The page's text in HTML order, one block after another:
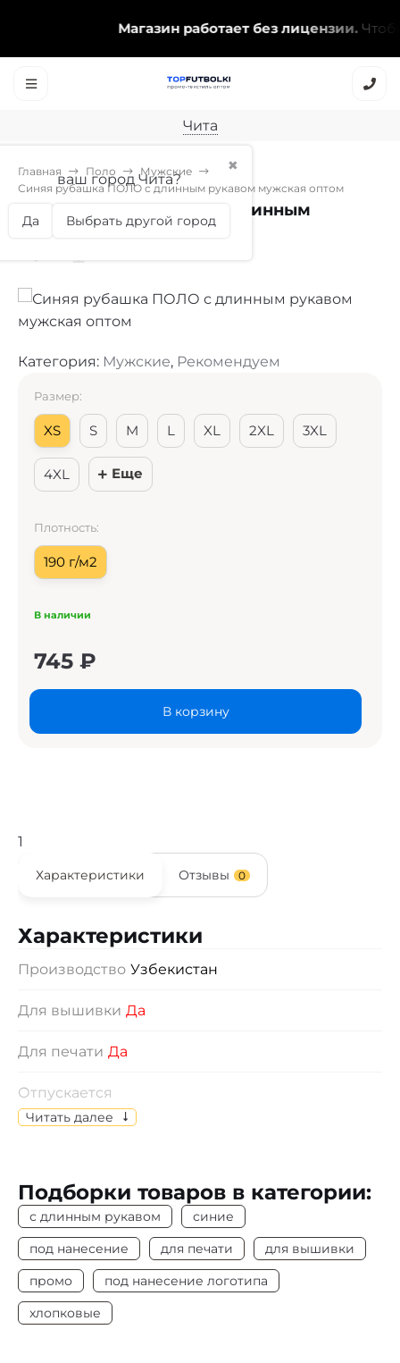
Магазин работает без лицензии.Чтобы
Чита
✖
ваш город Чита?
Да Выбрать другой город
Главная Поло
Мужские
Синяя рубашка ПОЛО с длинным рукавом мужская оптом
Синяя рубашка ПОЛО с длинным
рукавом мужская оптом
Категория: Мужские, Рекомендуем
Размер:
XS S M L XL 2XL 3XL
4XL Еще
Плотность:
190 г/м2
В наличии
745 ₽
В корзину
1
Характеристики Отзывы 0
Характеристики
Производство Узбекистан
Для вышивки Да
Для печати Да
Отпускается
Изделия отпускаются по индивидуальному
выбору размеров.
Цвет Синий
Плотность 190 г/м2
Длинный рукав Да
Под нанесение
Читать далее
Подборки товаров в категории:
с длинным рукавом
синие
под нанесение
для печати
для вышивки
промо
под нанесение логотипа
хлопковые